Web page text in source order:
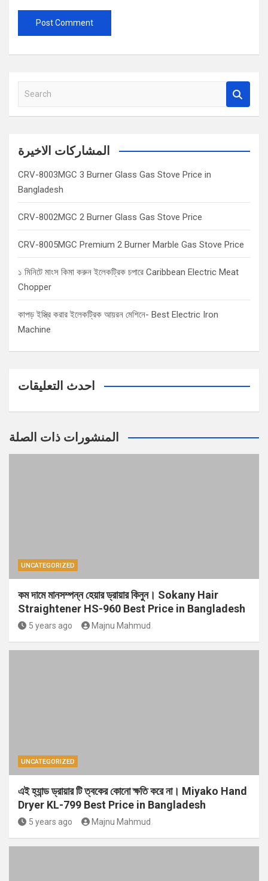
a
c
المشاركات الاخيرة
CRV-8003MGC 3 Burner Glass Gas Stove Price in
Bangladesh
CRV-8002MGC 2 Burner Glass Gas Stove Price
CRV-8005MGC Premium 2 Burner Marble Gas Stove Price
১ মিনিটে মাংস কিমা করুন ইলেকট্রিক চপারে Caribbean Electric Meat
Chopper
কাপড় ইস্ত্রি করার ইলেকট্রিক আয়রন মেশিনে- Best Electric Iron
Machine
احدث التعليقات
المنشورات ذات الصلة
UNCATEGORIZED
কম দামে মানসম্পন্ন হেয়ার ড্রায়ার কিনুন। Sokany Hair
Straightener HS-960 Best Price in Bangladesh
5 years ago Majnu Mahmud
UNCATEGORIZED
এই হ্যান্ড ড্রায়ার টি ত্বকের কোনো ক্ষতি করে না। Miyako Hand
Dryer KL-799 Best Price in Bangladesh
5 years ago Majnu Mahmud